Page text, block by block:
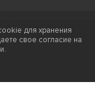
является ООО "Атлас-
для хранения
свое согласие на